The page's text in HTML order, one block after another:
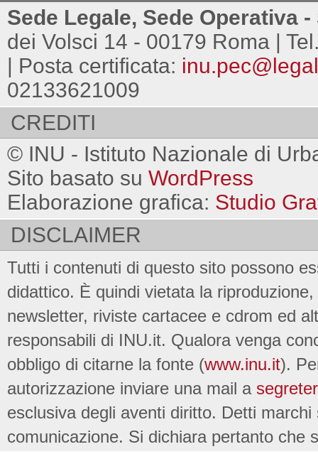
Sede Legale, Sede Operativa
dei Volsci 14 - 00179 Roma |
| Posta certificata:
02133621009
CREDITI
© INU - Istituto Nazionale di
Sito basato su WordPress
Elaborazione grafica: Studio
DISCLAIMER
Tutti i contenuti di questo sito possono
didattico. È quindi vietata la
newsletter, riviste cartacee e cdrom ed
responsabili di INU.it. Qualora venga
obbligo di citarne la fonte (www.inu.it).
autorizzazione inviare una mail a
esclusiva degli aventi diritto. Detti
comunicazione. Si dichiara pertanto che